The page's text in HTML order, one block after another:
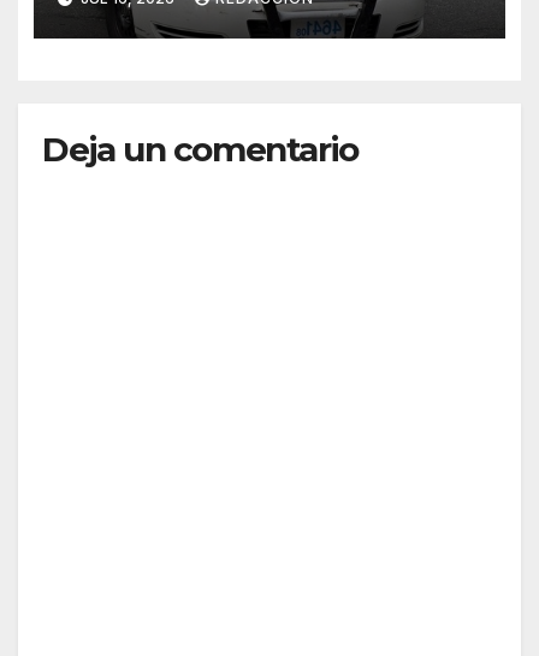
Deja un comentario